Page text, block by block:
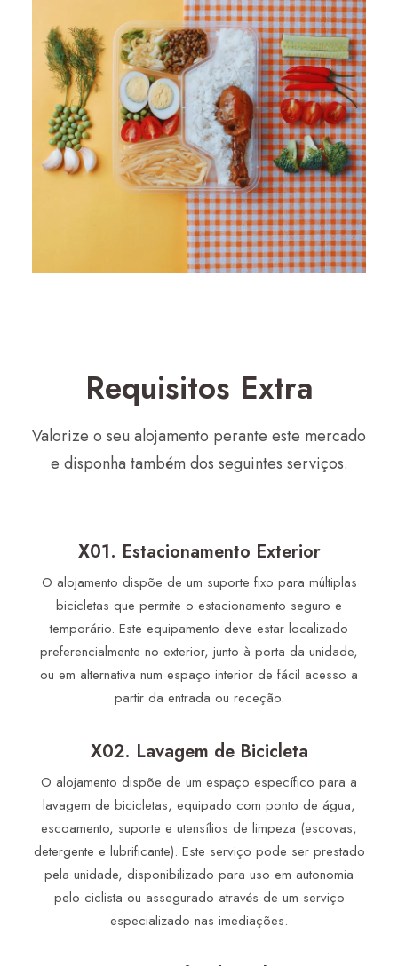
Requisitos Extra
Valorize o seu alojamento perante este mercado
e disponha também dos seguintes serviços.
X01. Estacionamento Exterior
O alojamento dispõe de um suporte fixo para múltiplas
bicicletas que permite o estacionamento seguro e
temporário. Este equipamento deve estar localizado
preferencialmente no exterior, junto à porta da unidade,
ou em alternativa num espaço interior de fácil acesso a
partir da entrada ou receção.
X02. Lavagem de Bicicleta
O alojamento dispõe de um espaço específico para a
lavagem de bicicletas, equipado com ponto de água,
escoamento, suporte e utensílios de limpeza (escovas,
detergente e lubrificante). Este serviço pode ser prestado
pela unidade, disponibilizado para uso em autonomia
pelo ciclista ou assegurado através de um serviço
especializado nas imediações.